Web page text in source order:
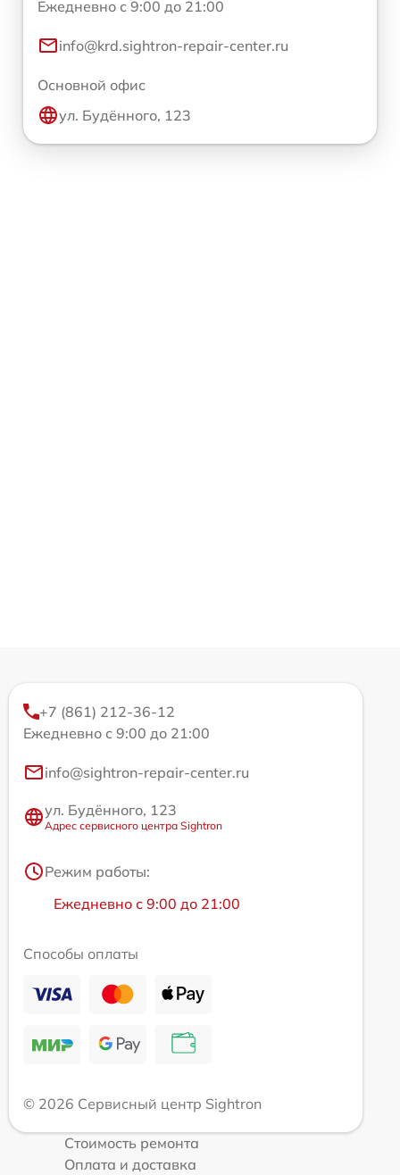
Ежедневно с 9:00 до 21:00
info@krd.sightron-repair-center.ru
Основной офис
ул. Будённого, 123
+7 (861) 212-36-12
Ежедневно с 9:00 до 21:00
info@sightron-repair-center.ru
ул. Будённого, 123
Адрес сервисного центра Sightron
Режим работы:
Ежедневно с 9:00 до 21:00
Способы оплаты
© 2026 Сервисный центр Sightron
Стоимость ремонта
Оплата и доставка